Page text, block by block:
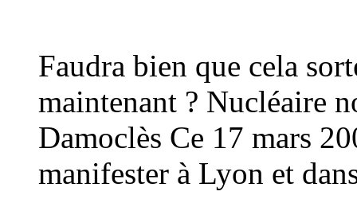
Faudra bien que cela
maintenant ? Nucléaire
Damoclès Ce 17 mars
manifester à Lyon et